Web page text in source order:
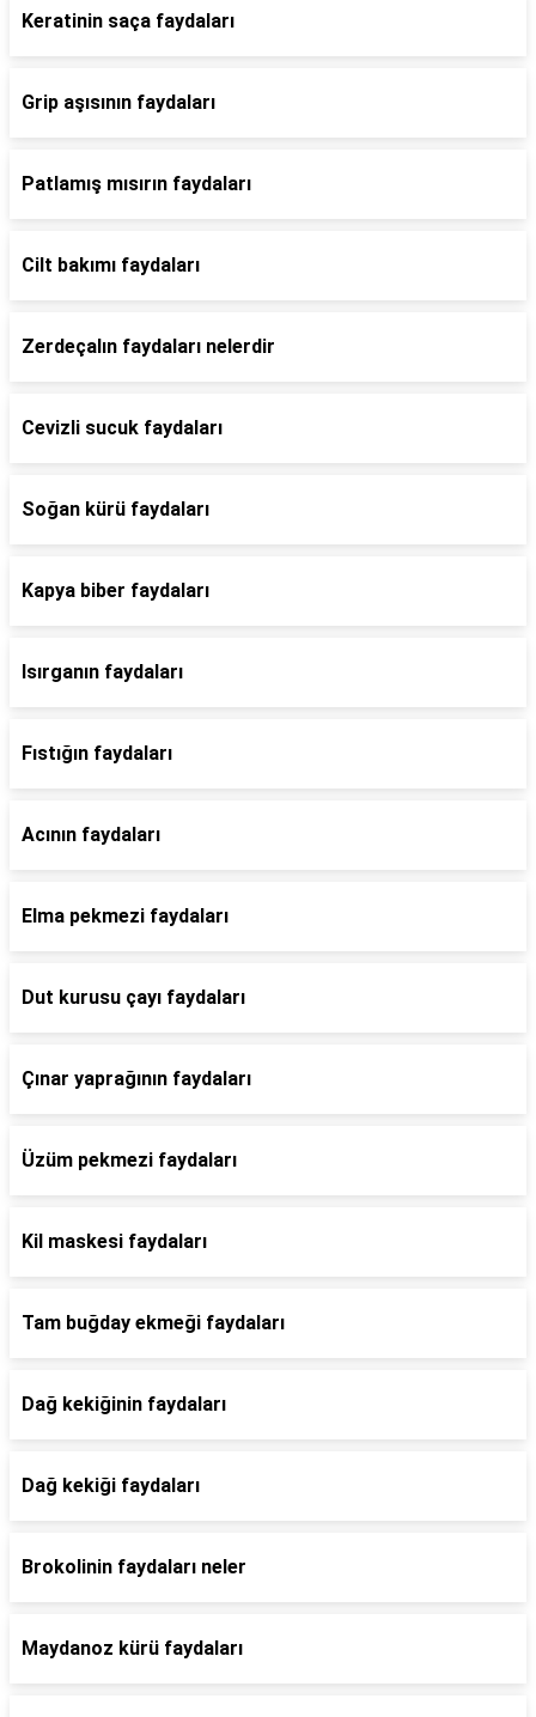
Keratinin saça faydaları
Grip aşısının faydaları
Patlamış mısırın faydaları
Cilt bakımı faydaları
Zerdeçalın faydaları nelerdir
Cevizli sucuk faydaları
Soğan kürü faydaları
Kapya biber faydaları
Isırganın faydaları
Fıstığın faydaları
Acının faydaları
Elma pekmezi faydaları
Dut kurusu çayı faydaları
Çınar yaprağının faydaları
Üzüm pekmezi faydaları
Kil maskesi faydaları
Tam buğday ekmeği faydaları
Dağ kekiğinin faydaları
Dağ kekiği faydaları
Brokolinin faydaları neler
Maydanoz kürü faydaları